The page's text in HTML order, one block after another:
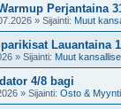
Perjantaina
» Sijainti: Muut
Lauantaina
» Sijainti: Muut
4/8 bagi
» Sijainti: Osto & Myynti